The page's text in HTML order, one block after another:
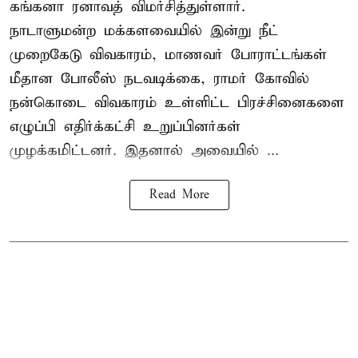
கங்கனா ரனாவத் விமர்சித்துள்ளார்.
நாடாளுமன்ற மக்களவையில் இன்று நீட்
முறைகேடு விவகாரம், மாணவர் போராட்டங்கள்
மீதான போலீஸ் நடவடிக்கை, ராமர் கோவில்
நன்கொடை விவகாரம் உள்ளிட்ட பிரச்சினைகளை
எழுப்பி எதிர்க்கட்சி உறுப்பினர்கள்
முழக்கமிட்டனர். இதனால் அவையில் ...
Read More